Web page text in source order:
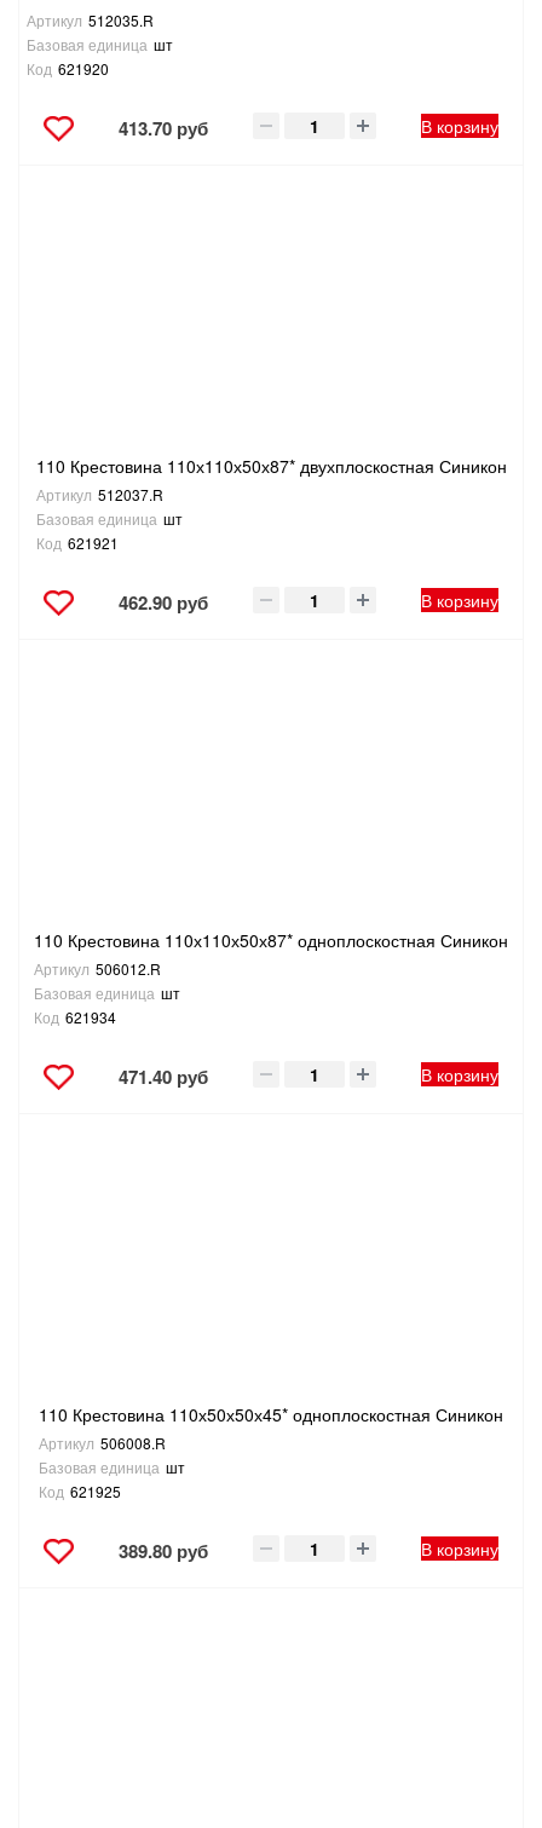
Артикул 512035.R
Базовая единица шт
Код 621920
413.70 руб В корзину
110 Крестовина 110х110х50х87* двухплоскостная Синикон
Артикул 512037.R
Базовая единица шт
Код 621921
462.90 руб В корзину
110 Крестовина 110х110х50х87* одноплоскостная Синикон
Артикул 506012.R
Базовая единица шт
Код 621934
471.40 руб В корзину
110 Крестовина 110х50х50х45* одноплоскостная Синикон
Артикул 506008.R
Базовая единица шт
Код 621925
389.80 руб В корзину